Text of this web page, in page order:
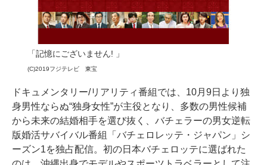
「記憶にございません! 」
(C)2019フジテレビ 東宝
ドキュメンタリー/リアリティ番組では、10月9日より独
身男性ならぬ“独身女性”が主役となり、多数の男性候補
から未来の結婚相手を選び抜く、バチェラーの男女逆転
版婚活サバイバル番組「バチェロレッテ・ジャパン」シ
ーズン1を独占配信。初の日本バチェロッテに選ばれた